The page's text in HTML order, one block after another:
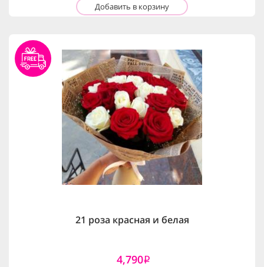
Добавить в корзину
21 роза красная и белая
4,790i